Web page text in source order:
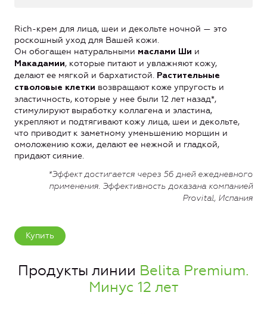
Rich-крем для лица, шеи и декольте ночной — это
роскошный уход для Вашей кожи.
Он обогащен натуральными маслами Ши и
Макадамии, которые питают и увлажняют кожу,
делают ее мягкой и бархатистой. Растительные
стволовые клетки возвращают коже упругость и
эластичность, которые у нее были 12 лет назад*,
стимулируют выработку коллагена и эластина,
укрепляют и подтягивают кожу лица, шеи и декольте,
что приводит к заметному уменьшению морщин и
омоложению кожи, делают ее нежной и гладкой,
придают сияние.
*Эффект достигается через 56 дней ежедневного
применения. Эффективность доказана компанией
Provital, Испания
Купить
Продукты линии Belita Premium.
Минус 12 лет